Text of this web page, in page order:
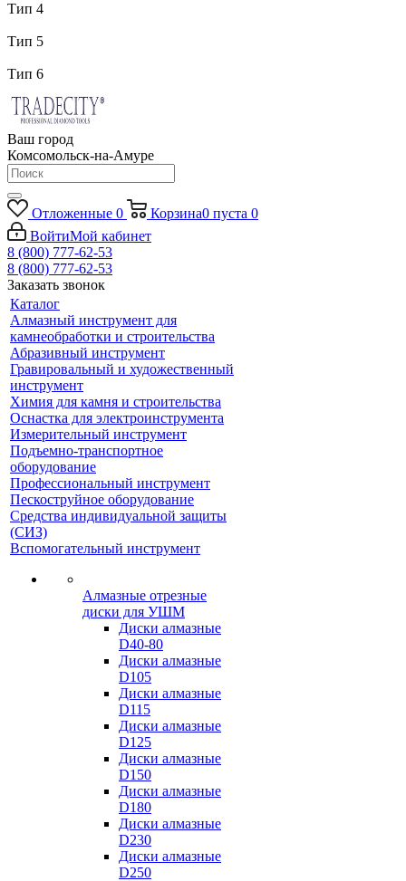
Тип 4
Тип 5
Тип 6
Ваш город
Комсомольск-на-Амуре
Отложенные 0 Корзина0 пуста 0
ВойтиМой кабинет
8 (800) 777-62-53
8 (800) 777-62-53
Заказать звонок
Каталог
Алмазный инструмент для
камнеобработки и строительства
Абразивный инструмент
Гравировальный и художественный
инструмент
Химия для камня и строительства
Оснастка для электроинструмента
Измерительный инструмент
Подъемно-транспортное
оборудование
Профессиональный инструмент
Пескоструйное оборудование
Средства индивидуальной защиты
(СИЗ)
Вспомогательный инструмент
Алмазные отрезные
диски для УШМ
Диски алмазные
D40-80
Диски алмазные
D105
Диски алмазные
D115
Диски алмазные
D125
Диски алмазные
D150
Диски алмазные
D180
Диски алмазные
D230
Диски алмазные
D250